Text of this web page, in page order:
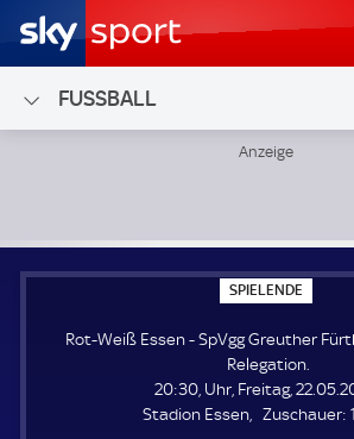
FUSSBALL
SPIELENDE
P
E
E
N
E
Rot-Weiß Essen - SpVgg Greuther
Relegation.
20:30, Uhr, Freitag,
Stadion Essen
Zuschauer: